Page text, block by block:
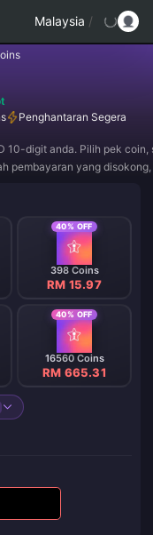
Malaysia /
Penghantaran Segera
10-digit anda. Pilih pek coin,
pembayaran yang
40% OFF
398 Coins
RM 15.97
40% OFF
16560 Coins
RM 665.31